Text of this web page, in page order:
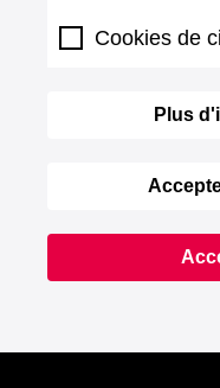
Cookies de
Plus